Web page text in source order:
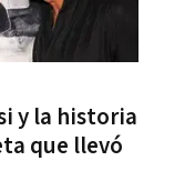
y la historia
que llevó